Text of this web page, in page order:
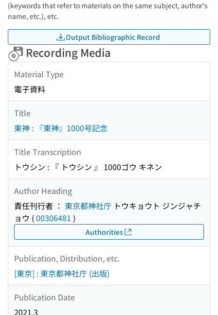
(keywords that refer to materials on the same subject, author's
name, etc.), etc.
Output Bibliographic Record
Recording Media
Material Type
電子資料
Title
東神 : 『東神』1000号記念
Title Transcription
トウシン : 『 トウシン 』 1000ゴウ キネン
Author Heading
責任刊行者 ： 東京都神社庁 トウキョウト ジンジャチ
ョウ (00306481 )
Authorities
Publication, Distribution, etc.
[東京] : 東京都神社庁 (出版)
Publication Date
2021.3